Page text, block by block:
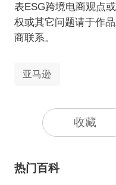
表ESG跨境电商观点
权或其它问题请于作
商联系。
亚马逊
收藏
热门百科